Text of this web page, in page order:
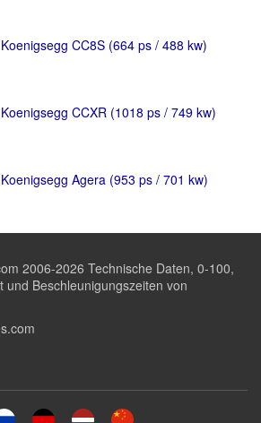
CC8S (664 ps / 488 kw)
CCXR (1018 ps / 749 kw)
Agera (953 ps / 701 kw)
2006-2026 Technische Daten, 0-100,
und Beschleunigungszeiten von